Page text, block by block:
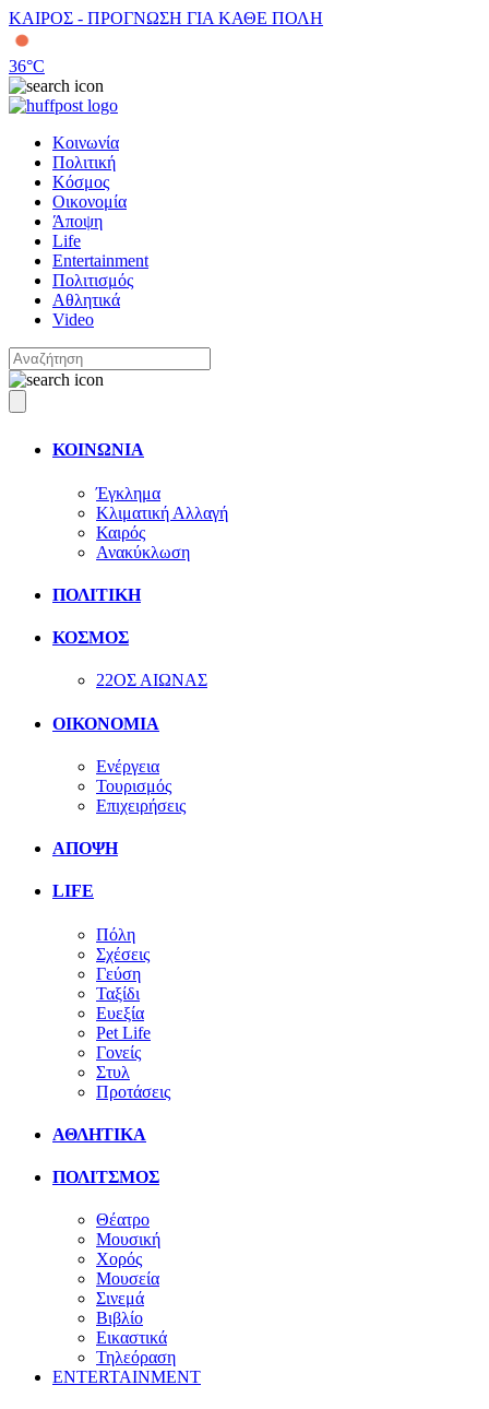
ΚΑΙΡΟΣ - ΠΡΟΓΝΩΣΗ ΓΙΑ ΚΑΘΕ ΠΟΛΗ
36°C
Κοινωνία
Πολιτική
Κόσμος
Οικονομία
Άποψη
Life
Entertainment
Πολιτισμός
Αθλητικά
Video
ΚΟΙΝΩΝΙΑ
Έγκλημα
Κλιματική Αλλαγή
Καιρός
Ανακύκλωση
ΠΟΛΙΤΙΚΗ
ΚΟΣΜΟΣ
22ΟΣ ΑΙΩΝΑΣ
ΟΙΚΟΝΟΜΙΑ
Ενέργεια
Τουρισμός
Επιχειρήσεις
ΑΠΟΨΗ
LIFE
Πόλη
Σχέσεις
Γεύση
Ταξίδι
Ευεξία
Pet Life
Γονείς
Στυλ
Προτάσεις
ΑΘΛΗΤΙΚΑ
ΠΟΛΙΤΣΜΟΣ
Θέατρο
Μουσική
Χορός
Μουσεία
Σινεμά
Βιβλίο
Εικαστικά
Τηλεόραση
ENTERTAINMENT